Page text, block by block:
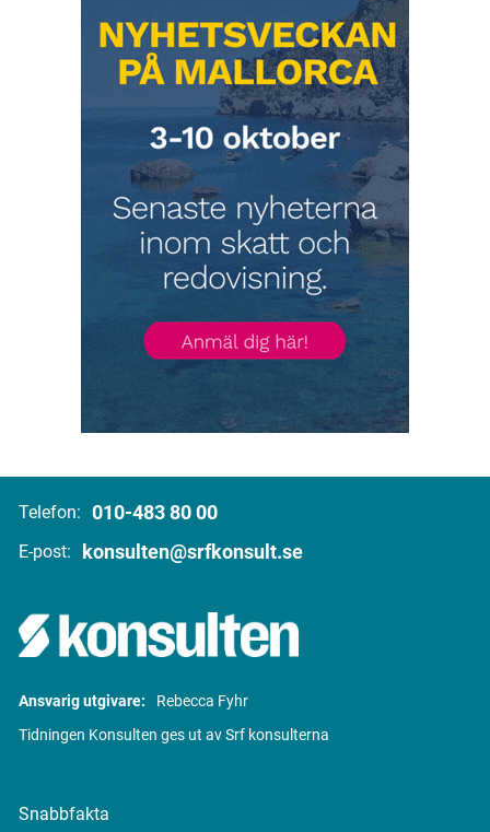
Telefon: 010-483 80 00
E-post: konsulten@srfkonsult.se
Ansvarig utgivare:
Rebecca Fyhr
Tidningen Konsulten ges ut av Srf konsulterna
Snabbfakta